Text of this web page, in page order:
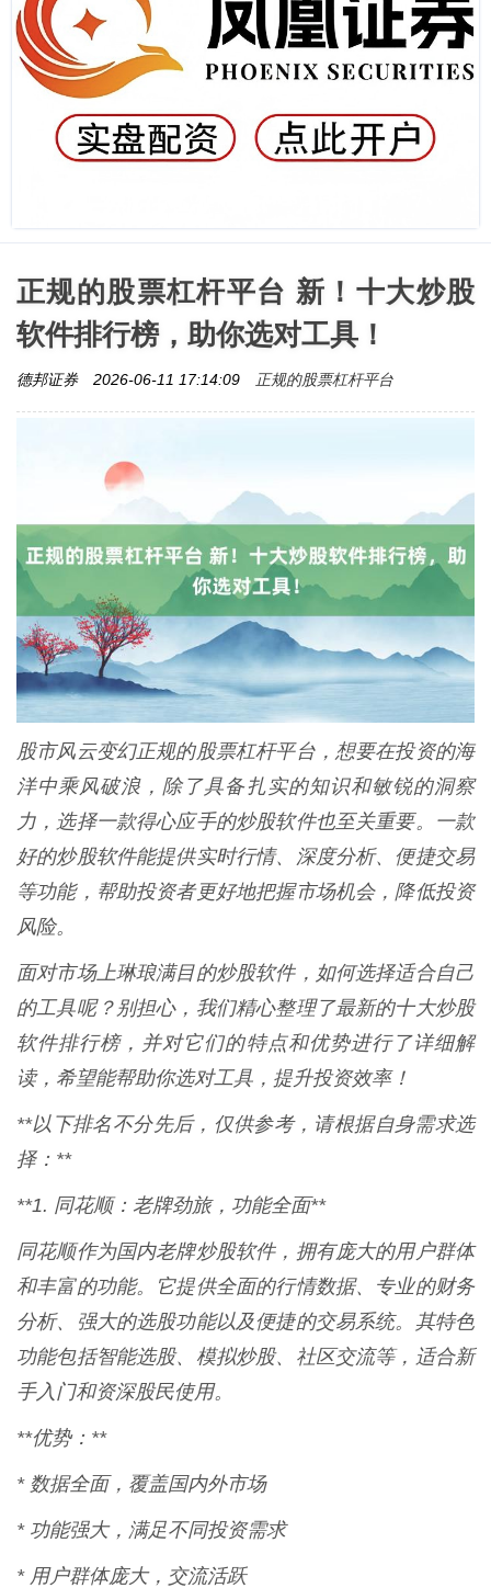
正规的股票杠杆平台 新！十大炒股
软件排行榜，助你选对工具！
德邦证券 2026-06-11 17:14:09 正规的股票杠杆平台
股市风云变幻正规的股票杠杆平台，想要在投资的海
洋中乘风破浪，除了具备扎实的知识和敏锐的洞察
力，选择一款得心应手的炒股软件也至关重要。一款
好的炒股软件能提供实时行情、深度分析、便捷交易
等功能，帮助投资者更好地把握市场机会，降低投资
风险。
面对市场上琳琅满目的炒股软件，如何选择适合自己
的工具呢？别担心，我们精心整理了最新的十大炒股
软件排行榜，并对它们的特点和优势进行了详细解
读，希望能帮助你选对工具，提升投资效率！
**以下排名不分先后，仅供参考，请根据自身需求选
择：**
**1. 同花顺：老牌劲旅，功能全面**
同花顺作为国内老牌炒股软件，拥有庞大的用户群体
和丰富的功能。它提供全面的行情数据、专业的财务
分析、强大的选股功能以及便捷的交易系统。其特色
功能包括智能选股、模拟炒股、社区交流等，适合新
手入门和资深股民使用。
**优势：**
* 数据全面，覆盖国内外市场
* 功能强大，满足不同投资需求
* 用户群体庞大，交流活跃